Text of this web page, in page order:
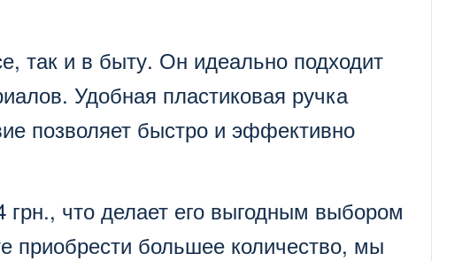
так и в быту. Он идеально подходит
Удобная пластиковая ручка
позволяет быстро и эффективно
грн., что делает его выгодным выбором
приобрести большее количество, мы